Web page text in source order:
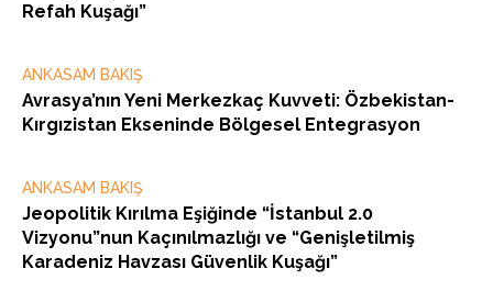
Refah Kuşağı”
ANKASAM BAKIŞ
Avrasya’nın Yeni Merkezkaç Kuvveti: Özbekistan-
Kırgızistan Ekseninde Bölgesel Entegrasyon
ANKASAM BAKIŞ
Jeopolitik Kırılma Eşiğinde “İstanbul 2.0
Vizyonu”nun Kaçınılmazlığı ve “Genişletilmiş
Karadeniz Havzası Güvenlik Kuşağı”